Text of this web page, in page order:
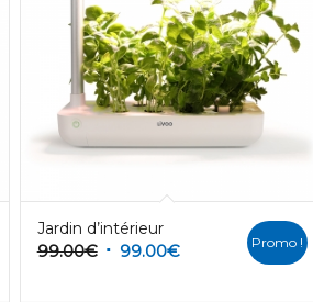
Jardin d’intérieur
99.00€ 99.00€ Promo !